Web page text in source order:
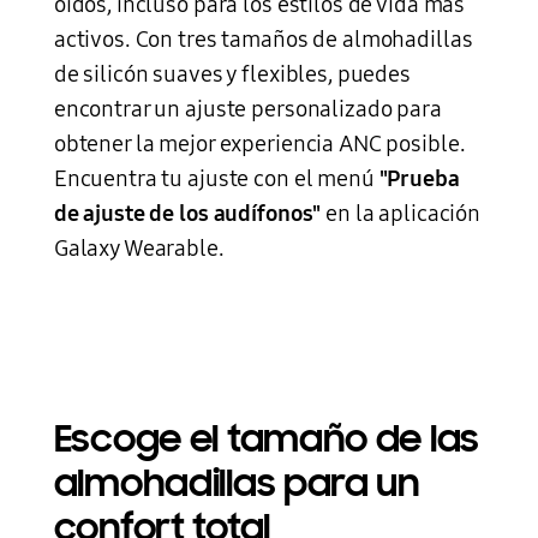
activos. Con tres tamaños de almohadillas
de silicón suaves y flexibles, puedes
encontrar un ajuste personalizado para
obtener la mejor experiencia ANC posible.
Encuentra tu ajuste con el menú "Prueba
de ajuste de los audífonos" en la aplicación
Galaxy Wearable.
Escoge el tamaño de las
almohadillas para un
confort total